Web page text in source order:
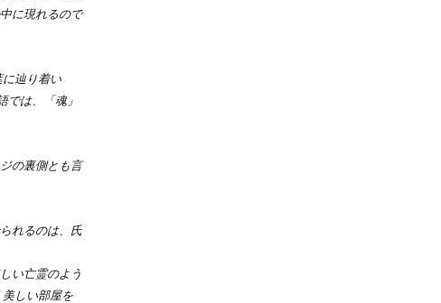
に現れるので
辿り着い
は、「魂」
の裏側とも言
れるのは、氏
い亡霊のよう
しい部屋を